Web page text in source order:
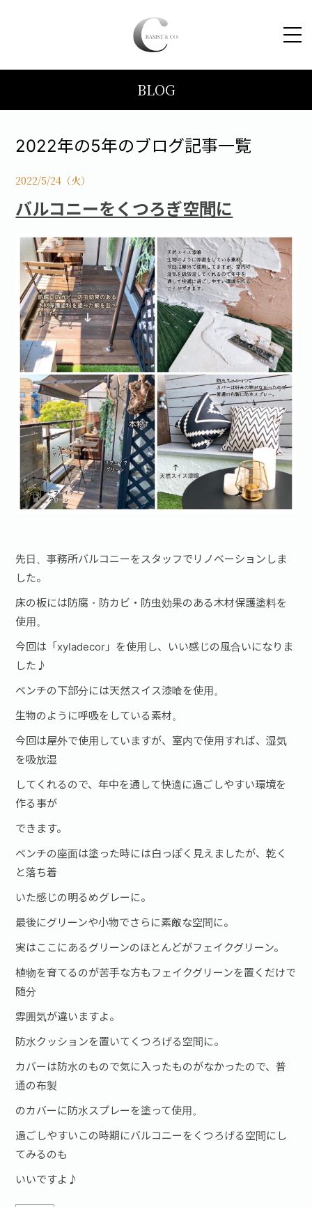
コンセプト
トピックス
施工事例
ブログ
会社案内
お問い合わせ·資料請求
BLOG
2022年の5年のブログ記事一覧
2022/5/24（火）
バルコニーをくつろぎ空間に
先日、事務所バルコニーをスタッフでリノベーションしま
した。
床の板には防腐・防カビ・防虫効果のある木材保護塗料を
使用。
今回は「xyladecor」を使用し、いい感じの風合いになりま
した♪
ベンチの下部分には天然スイス漆喰を使用。
生物のように呼吸をしている素材。
今回は屋外で使用していますが、室内で使用すれば、湿気
を吸放湿
してくれるので、年中を通して快適に過ごしやすい環境を
作る事が
できます。
ベンチの座面は塗った時には白っぽく見えましたが、乾く
と落ち着
いた感じの明るめグレーに。
最後にグリーンや小物でさらに素敵な空間に。
実はここにあるグリーンのほとんどがフェイクグリーン。
植物を育てるのが苦手な方もフェイクグリーンを置くだけで
随分
雰囲気が違いますよ。
防水クッションを置いてくつろげる空間に。
カバーは防水のもので気に入ったものがなかったので、普
通の布製
のカバーに防水スプレーを塗って使用。
過ごしやすいこの時期にバルコニーをくつろげる空間にし
てみるのも
いいですよ♪